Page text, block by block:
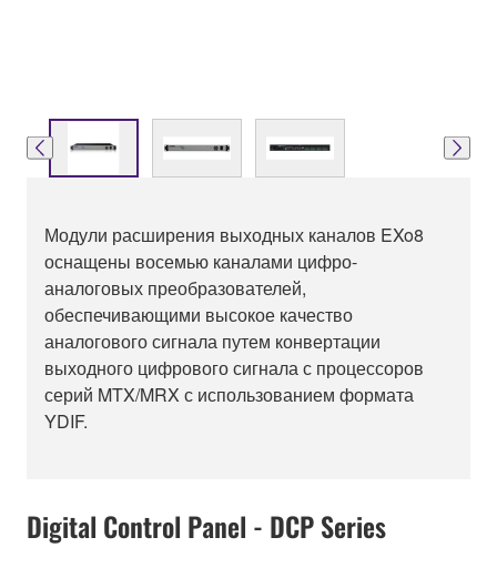
Модули расширения выходных каналов EXo8
оснащены восемью каналами цифро-
аналоговых преобразователей,
обеспечивающими высокое качество
аналогового сигнала путем конвертации
выходного цифрового сигнала с процессоров
серий MTX/MRX с использованием формата
YDIF.
Digital Control Panel - DCP Series